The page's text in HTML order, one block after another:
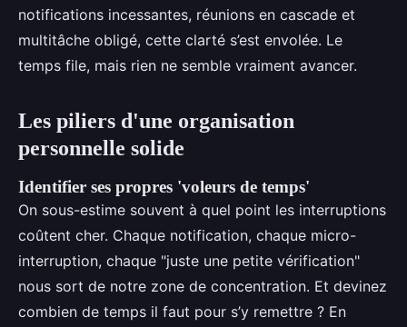
notifications incessantes, réunions en cascade et
multitâche obligé, cette clarté s’est envolée. Le
temps file, mais rien ne semble vraiment avancer.
Les piliers d'une organisation
personnelle solide
Identifier ses propres 'voleurs de temps'
On sous-estime souvent à quel point les interruptions
coûtent cher. Chaque notification, chaque micro-
interruption, chaque "juste une petite vérification"
nous sort de notre zone de concentration. Et devinez
combien de temps il faut pour s’y remettre ? En